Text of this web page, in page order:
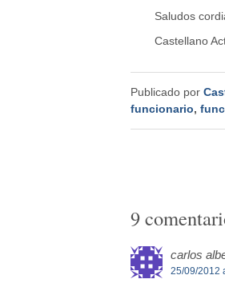
Saludos
Castellano
Publicado por
funcionario,
9
carlos
25/09/2012